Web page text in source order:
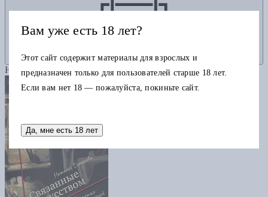
Новинка
Вам уже есть 18 лет?
Этот сайт содержит материалы для взрослых и
предназначен только для пользователей старше 18 лет.
Если вам нет 18 — пожалуйста, покиньте сайт.
Да, мне есть 18 лет